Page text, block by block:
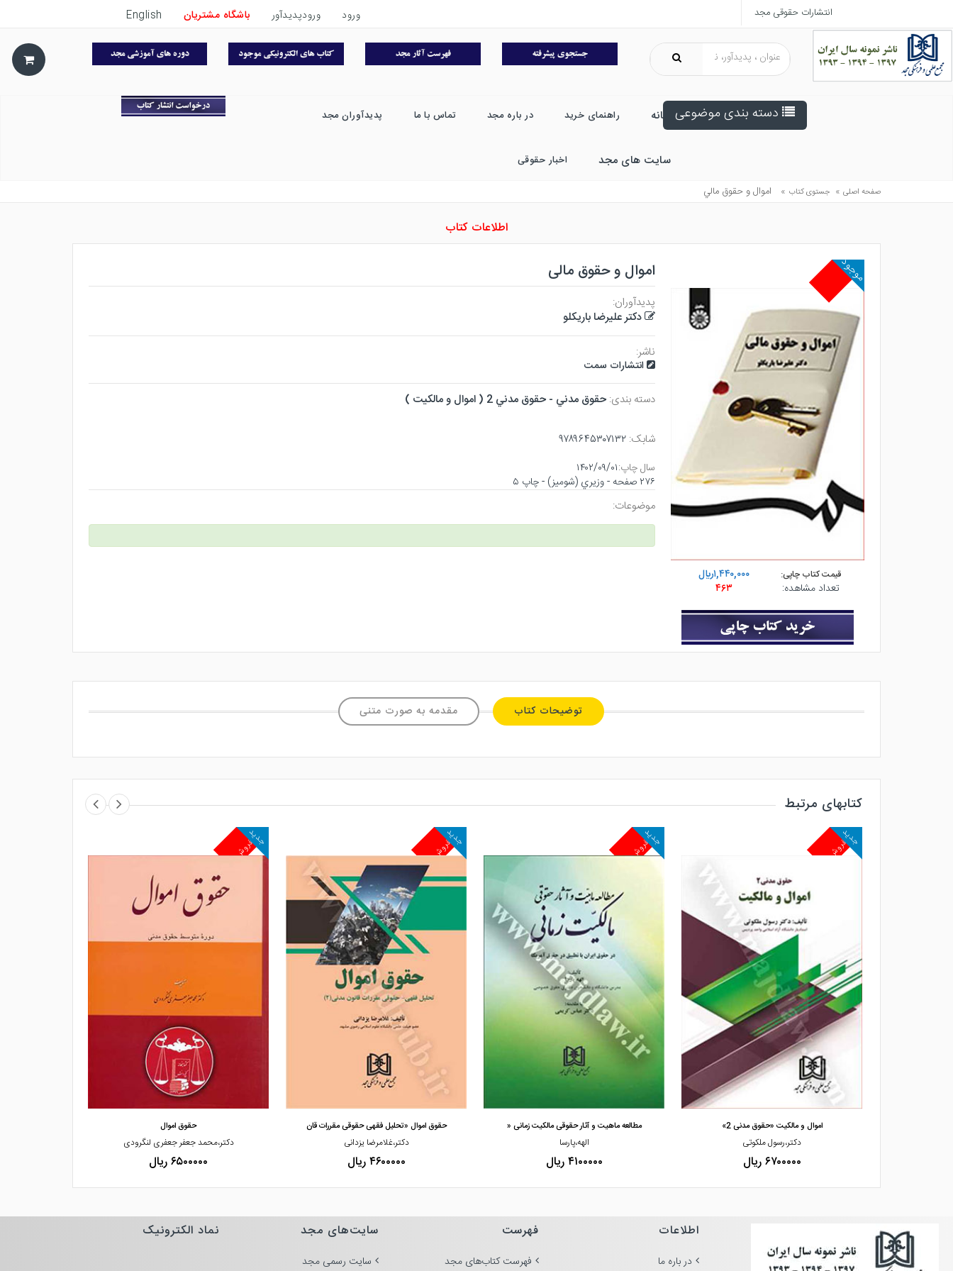
انتشارات حقوقی مجد ورود ورودپدیدآور باشگاه مشتریان English
دسته بندی موضوعی خانه راهنمای خرید در باره مجد تماس با ما پدیدآوران مجد
سایت های مجد اخبار حقوقی
صفحه اصلی » جستوی کتاب » اموال و حقوق مالي
اطلاعات کتاب
موجود
قیمت کتاب چاپی:
۱,۴۴۰,۰۰۰ريال
تعداد مشاهده:
۴۶۳
اموال و حقوق مالی
پدیدآوران:
دکتر علیرضا باریکلو
ناشر:
انتشارات سمت
دسته بندی:حقوق مدني - حقوق مدني 2 ( اموال و مالكيت )
شابک:۹۷۸۹۶۴۵۳۰۷۱۳۲
سال چاپ:۱۴۰۲/۰۹/۰۱
۲۷۶ صفحه - وزيري (شوميز) - چاپ ۵
موضوعات:
توضیحات کتاب مقدمه به صورت متنی
کتابهای مرتبط
مشاهده و خرید
پرفروش
جدید
اموال و مالکیت «حقوق مدنی 2»
دکتر،رسول ملکوتی
۶۷۰۰۰۰۰ ریال
پرفروش
جدید
مطالعه ماهیت و آثار حقوقی مالکیت زمانی «
الهه،پارسا
۴۱۰۰۰۰۰ ریال
پرفروش
جدید
مشاهده و خرید
حقوق اموال «تحلیل فقهی حقوقی مقررات قان
دکتر،غلامرضا یزدانی
۴۶۰۰۰۰۰ ریال
پرفروش
جدید
حقوق اموال
دکتر،محمد جعفر جعفری لنگرودی
۶۵۰۰۰۰۰ ریال
اطلاعات
در باره ما
فهرست
فهرست کتاب‌های مجد
سایت‌های مجد
سایت رسمی مجد
نماد الکترونیک